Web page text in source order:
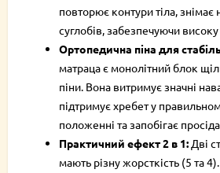
повторює контури тіла, знімає
суглобів, забезпечуючи
Ортопедична піна для
матраца є монолітний блок
піни. Вона витримує значні
підтримує хребет у
положенні та запобігає
Практичний ефект 2 в 1: Дві
мають різну жорсткість (5 та